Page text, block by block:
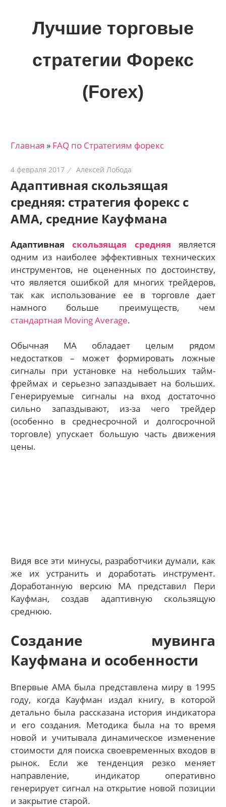
Лучшие торговые
стратегии Форекс
(Forex)
трейдеров
финансовых
рынках:
стратегии,
сигналы,
новости…
Главная » FAQ по Стратегиям форекс
4 февраля 2017 Алексей Лобода
Адаптивная скользящая
средняя: стратегия форекс с
AMA, средние Кауфмана
Адаптивнаяскользящая средняя является
одним из наиболее эффективных технических
инструментов, не оцененных по достоинству,
что является ошибкой для многих трейдеров,
так как использование ее в торговле дает
намного больше преимуществ, чем
стандартная Мoving Average.
Обычная МА обладает целым рядом
недостатков – может формировать ложные
сигналы при установке на небольших тайм-
фреймах и серьезно запаздывает на больших.
Генерируемые сигналы на вход достаточно
сильно запаздывают, из-за чего трейдер
(особенно в среднесрочной и долгосрочной
торговле) упускает большую часть движения
цены.
Видя все эти минусы, разработчики думали, как
же их устранить и доработать инструмент.
Доработанную версию МА представил Пери
Кауфман, создав адаптивную скользящую
среднюю.
Создание мувинга
Кауфмана и особенности
Впервые АМА была представлена миру в 1995
году, когда Кауфман издал книгу, в которой
детально была рассказана история индикатора
и его создания. Методика была на то время
новой и учитывала динамическое изменение
стоимости для поиска своевременных входов в
рынок. Если же тенденция резко меняет
направление, индикатор оперативно
генерирует сигнал на открытие новой позиции
и закрытие старой.